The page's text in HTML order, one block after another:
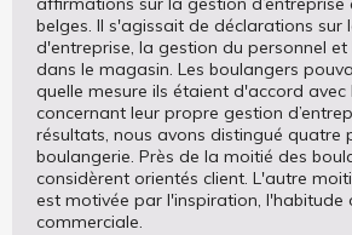
belges. Il s'agissait de déclarations sur
d'entreprise, la gestion du personnel et
dans le magasin. Les boulangers
quelle mesure ils étaient d'accord avec
concernant leur propre gestion
résultats, nous avons distingué quatre
boulangerie. Près de la moitié des
considèrent orientés client. L'autre
est motivée par l'inspiration, l'habitude
commerciale.